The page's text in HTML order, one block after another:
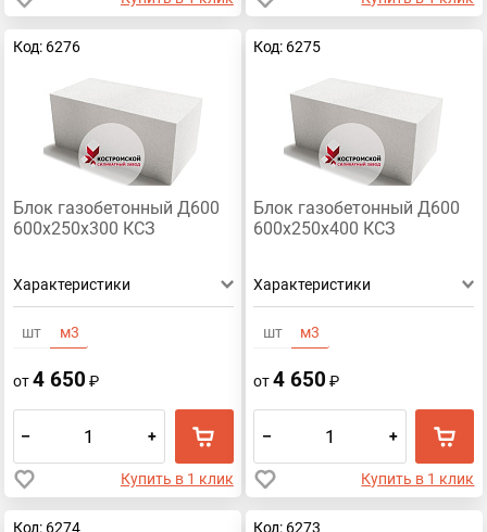
Код: 6276
Блок газобетонный Д600
600х250х300 КСЗ
Характеристики
шт м3
от4 650 ₽
– +
Купить в 1 клик
Код: 6275
Блок газобетонный Д600
600х250х400 КСЗ
Характеристики
шт м3
от4 650 ₽
– +
Купить в 1 клик
Код: 6274 Код: 6273